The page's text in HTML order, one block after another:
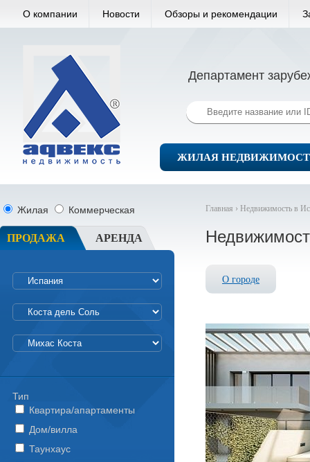
О компании Новости Обзоры и рекомендации
Департамент
ЖИЛАЯ
Главная › Недвижимость в
О городе
Жилая Коммерческая
ПРОДАЖА АРЕНДА
Тип
Квартира/апартаменты
Дом/вилла
Таунхаус